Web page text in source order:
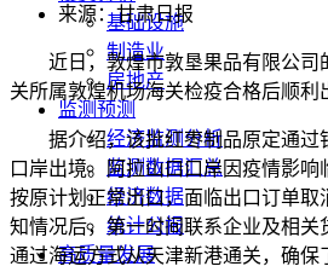
基础设施
制造业
房地产
监测预测
经济监测分析
监测数据汇总
经济数据
统计公报
高质量发展
来源：甘肃日报
近日，敦煌市敦垦果品有限公司
关所属敦煌机场海关检疫合格后顺利
据介绍，该批红枣制品原定通过
口岸出境。阿拉山口口岸因疫情影
按原计划正常出口，面临出口订单取
知情况后，第一时间联系企业及相关
通过海运方式从天津新港通关，确保